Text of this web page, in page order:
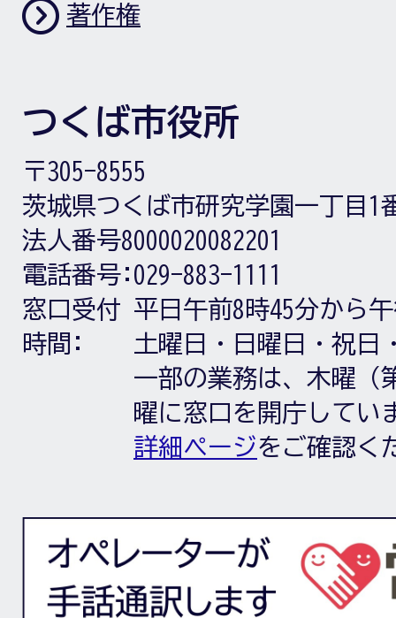
著作権
つくば市役所
〒305-8555
茨城県つくば市研究学園一丁目1
法人番号8000020082201
電話番号: 029-883-1111
窓口受付
時間:
平日午前8時45分から
土曜日・日曜日・祝日
一部の業務は、木曜（
曜に窓口を開庁してい
詳細ページをご確認く